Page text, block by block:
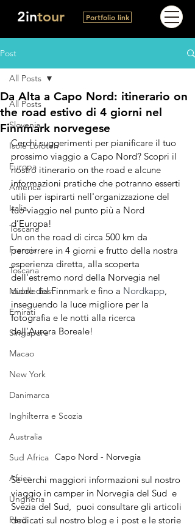
2intour Portfolio link
Post
All Posts
Slovenia
Isole Lofoten
Europa
America
Italia
Toscana
Francia
Toscana
Middle East
Emirati
Singapore
Macao
New York
Danimarca
Inghilterra e Scozia
Australia
Sud Africa
Africa
Ungheria
Perù
All Posts
Da Alta a Capo Nord: itinerario on
the road estivo di 4 giorni nel
Finnmark norvegese
Cerchi suggerimenti per pianificare il tuo
prossimo viaggio a Capo Nord? Scopri il
nostro itinerario on the road e alcune
informazioni pratiche che potranno esserti
utili per ispirarti nell'organizzazione del
tuo viaggio nel punto più a Nord
d’Europa!
Un on the road di circa 500 km da
percorrere in 4 giorni e frutto della nostra
esperienza diretta, alla scoperta
dell'estremo nord della Norvegia nel
cuore del Finnmark e fino a Nordkapp,
inseguendo la luce migliore per la
fotografia e le notti alla ricerca
dell'Aurora Boreale!
Capo Nord - Norvegia
Se cerchi maggiori informazioni sul nostro
viaggio in camper in Norvegia del Sud  e
Svezia del Sud,  puoi consultare gli articoli
dedicati sul nostro blog e i post e le storie